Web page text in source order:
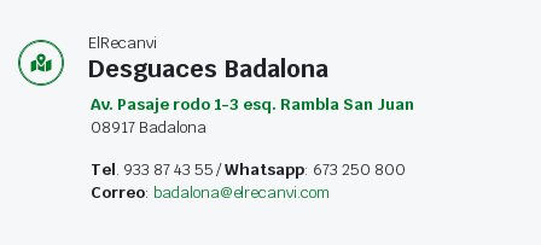
ElRecanvi
Desguaces Badalona
Av. Pasaje rodo 1-3 esq. Rambla San Juan
08917 Badalona
Tel. 933 87 43 55 /Whatsapp: 673 250 800
Correo: badalona@elrecanvi.com